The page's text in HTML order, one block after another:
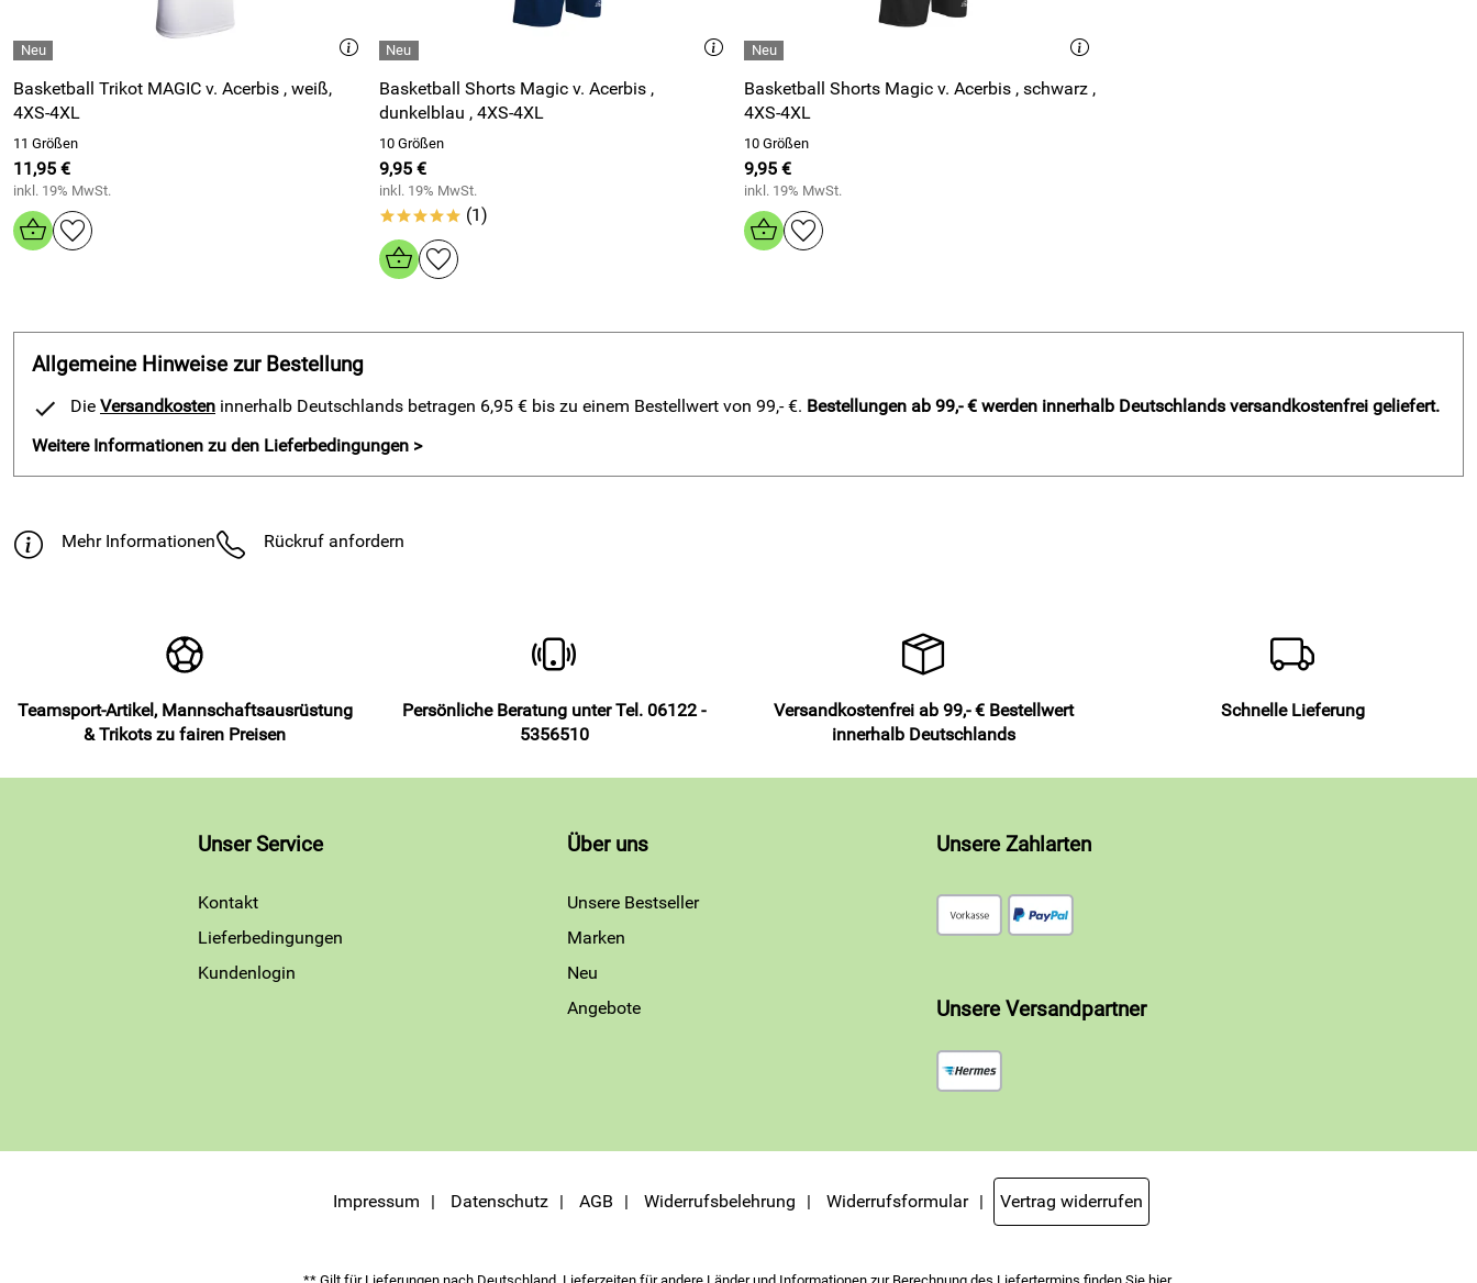
Basketball Trikot MAGIC v. Acerbis , weiß,
4XS-4XL
11 Größen
11,95 €
inkl. 19% MwSt.
Basketball Shorts Magic v. Acerbis ,
dunkelblau , 4XS-4XL
10 Größen
9,95 €
inkl. 19% MwSt.
***** (1)
Basketball Shorts Magic v. Acerbis , schwarz ,
4XS-4XL
10 Größen
9,95 €
inkl. 19% MwSt.
Allgemeine Hinweise zur Bestellung
Die Versandkosten innerhalb Deutschlands betragen 6,95 € bis zu einem Bestellwert von 99,- €. Bestellungen ab 99,- € werden innerhalb Deutschlands versandkostenfrei geliefert.
Weitere Informationen zu den Lieferbedingungen >
Mehr Informationen Rückruf anfordern
Teamsport-Artikel, Mannschaftsausrüstung
& Trikots zu fairen Preisen
Persönliche Beratung unter Tel. 06122 -
5356510
Versandkostenfrei ab 99,- € Bestellwert
innerhalb Deutschlands
Schnelle Lieferung
Unser Service
Kontakt
Lieferbedingungen
Kundenlogin
Über uns
Unsere Bestseller
Marken
Neu
Angebote
Unsere Zahlarten
Unsere Versandpartner
Impressum Datenschutz AGB Widerrufsbelehrung Widerrufsformular Vertrag widerrufen